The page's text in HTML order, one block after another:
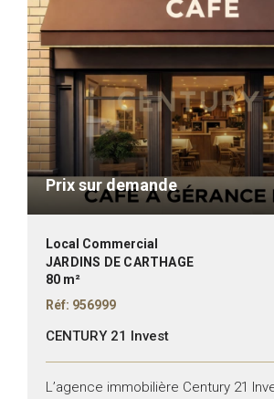
Prix sur demande
Local Commercial
JARDINS DE CARTHAGE
80 m²
Réf: 956999
CENTURY 21 Invest
L’agence immobilière Century 21